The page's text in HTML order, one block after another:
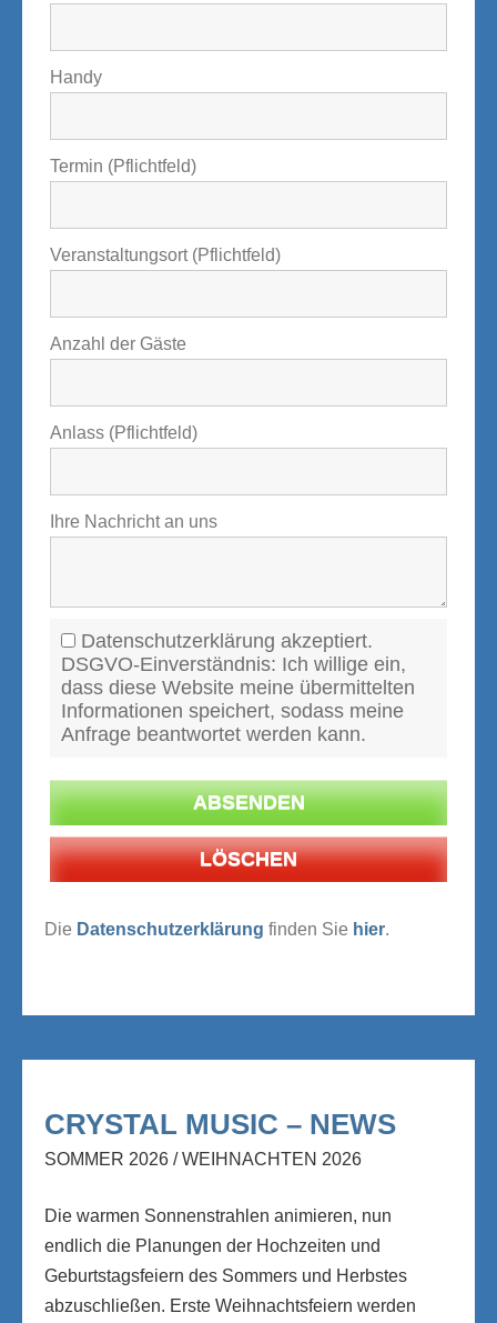
Handy
Termin (Pflichtfeld)
Veranstaltungsort (Pflichtfeld)
Anzahl der Gäste
Anlass (Pflichtfeld)
Ihre Nachricht an uns
Datenschutzerklärung akzeptiert.
DSGVO-Einverständnis: Ich willige ein,
dass diese Website meine übermittelten
Informationen speichert, sodass meine
Anfrage beantwortet werden kann.
Die Datenschutzerklärung finden Sie hier.
CRYSTAL MUSIC – NEWS
SOMMER 2026 / WEIHNACHTEN 2026
Die warmen Sonnenstrahlen animieren, nun
endlich die Planungen der Hochzeiten und
Geburtstagsfeiern des Sommers und Herbstes
abzuschließen. Erste Weihnachtsfeiern werden